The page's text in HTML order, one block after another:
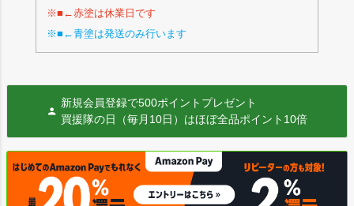
※■←赤塗は休業日です
※■←青塗は発送のみ行います
新規会員登録で500ポイントプレゼント
買援隊の日（毎月10日）はほぼ全品ポイント10倍